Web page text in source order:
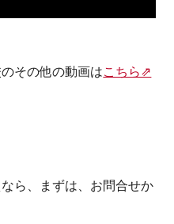
その他の動画はこちら⇗
なら、まずは、お問合せか